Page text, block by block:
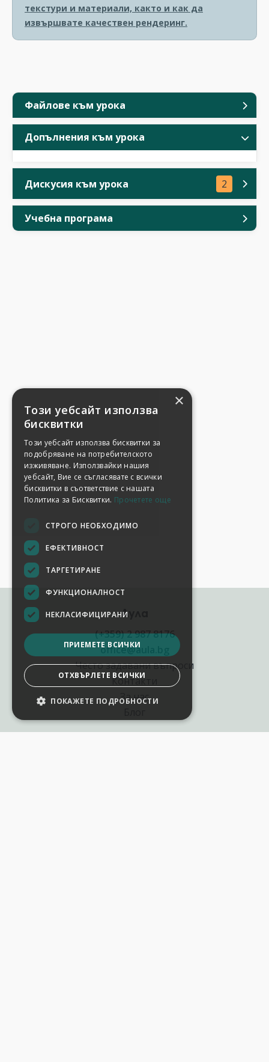
Файлове към урока
Допълнения към урока
Дискусия към урока 2
Учебна програма
текстури и материали, както и как да
извършвате качествен рендеринг.
Аула
(+359) 2 987 8176
office@aula.bg
Често задавани въпроси
Контакти
За нас
×
Този уебсайт използва
бисквитки
Този уебсайт използва бисквитки за
подобряване на потребителското
изживяване. Използвайки нашия
уебсайт, Вие се съгласявате с всички
бисквитки в съответствие с нашата
Политика за Бисквитки. Прочетете още
СТРОГО НЕОБХОДИМО
ЕФЕКТИВНОСТ
ТАРГЕТИРАНЕ
ФУНКЦИОНАЛНОСТ
НЕКЛАСИФИЦИРАНИ
ПРИЕМЕТЕ ВСИЧКИ
ОТХВЪРЛЕТЕ ВСИЧКИ
ПОКАЖЕТЕ ПОДРОБНОСТИ